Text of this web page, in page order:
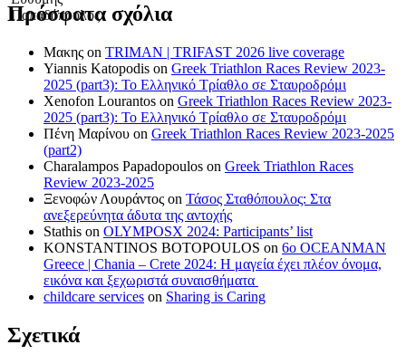
Πρόσφατα σχόλια
Μακης on TRIMAN | TRIFAST 2026 live coverage
Yiannis Katopodis on Greek Triathlon Races Review 2023-
2025 (part3): Το Ελληνικό Τρίαθλο σε Σταυροδρόμι
Xenofon Lourantos on Greek Triathlon Races Review 2023-
2025 (part3): Το Ελληνικό Τρίαθλο σε Σταυροδρόμι
Πένη Μαρίνου on Greek Triathlon Races Review 2023-2025
(part2)
Charalampos Papadopoulos on Greek Triathlon Races
Review 2023-2025
Ξενοφών Λουράντος on Τάσος Σταθόπουλος: Στα
ανεξερεύνητα άδυτα της αντοχής
Stathis on OLYMPOSX 2024: Participants’ list
KONSTANTINOS BOTOPOULOS on 6ο OCEANMAN
Greece | Chania – Crete 2024: Η μαγεία έχει πλέον όνομα,
εικόνα και ξεχωριστά συναισθήματα
childcare services on Sharing is Caring
Σχετικά